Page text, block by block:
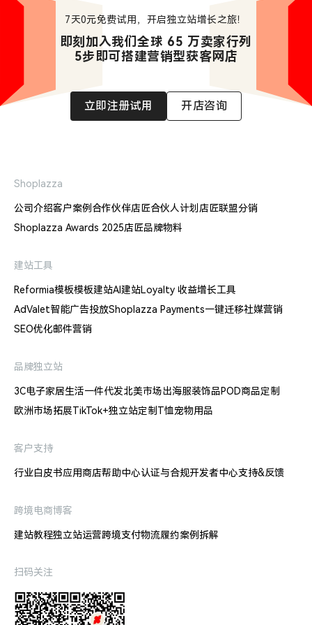
7天0元免费试用，开启独立站增长之旅！
即刻加入我们全球 65 万卖家行列
5步即可搭建营销型获客网店
立即注册试用 开店咨询
Shoplazza
公司介绍客户案例 合作伙伴店匠合伙人计划 店匠联盟分销
Shoplazza Awards 2025店匠品牌物料
建站工具
Reformia模板模板建站AI建站Loyalty 收益增长工具
AdValet智能广告投放Shoplazza Payments一键迁移社媒营销
SEO优化邮件营销
品牌独立站
3C电子家居生活一件代发北美市场出海服装饰品POD商品定制
欧洲市场拓展TikTok+独立站定制T恤宠物用品
客户支持
行业白皮书应用商店帮助中心认证与合规开发者中心支持&反馈
跨境电商博客
建站教程独立站运营跨境支付物流履约案例拆解
扫码关注